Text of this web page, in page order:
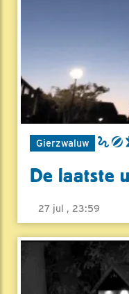
Gierzwaluw
De laatste
27 jul , 23:59